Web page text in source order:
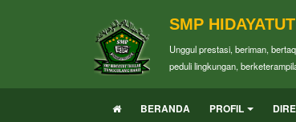
SMP
Unggul prestasi, beriman,
peduli lingkungan,
BERANDA PROFIL